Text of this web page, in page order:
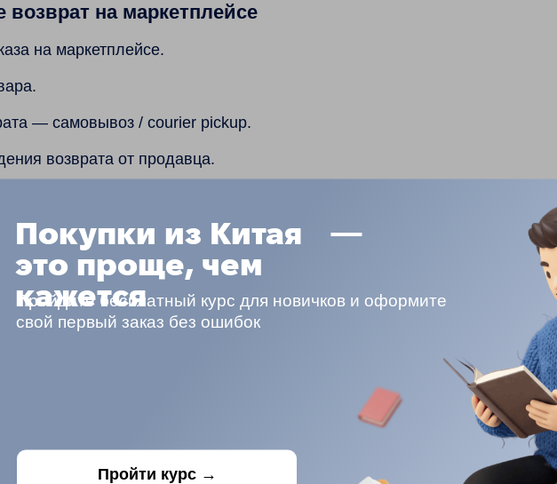
на маркетплейсе
на маркетплейсе.
— самовывоз / courier pickup.
возврата от продавца.
плату за возврат, её нужно оплатить.
в личном кабинете RAKETA
в личном кабинете.
Покупки из Китая —
это проще, чем
кажется
Пройдите бесплатный курс для новичков и оформите
свой первый заказ без ошибок
Пройти курс →